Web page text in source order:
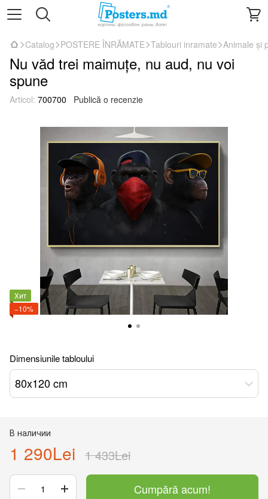
Catalog POSTERE ÎNRĂMATE Tablouri inramate Animale și
Nu văd trei maimuțe, nu aud, nu voi
spune
Articol: 700700 Publică o recenzie
Хит
−10%
Dimensiunile tabloului
80x120 cm
В наличии
1 290Lei 1 433Lei
Cumpără acum!